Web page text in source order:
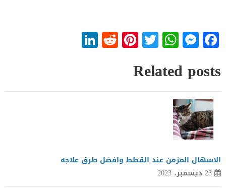
Facebook
Messenger
WhatsApp
Twitter
Pinterest
Reddit
Related posts
الاسهال المزمن عند القطط وافضل طرق علاجه
23 ديسمبر، 2023